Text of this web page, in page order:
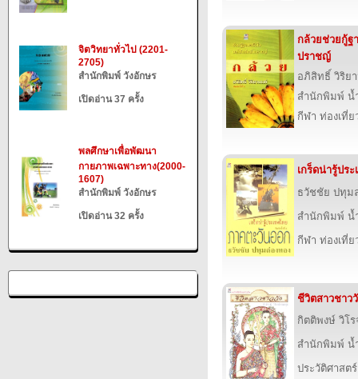
จิตวิทยาทั่วไป (2201-
2705)
สำนักพิมพ์ วังอักษร
เปิดอ่าน 37 ครั้ง
พลศึกษาเพื่อพัฒนา
กายภาพเฉพาะทาง(2000-
1607)
สำนักพิมพ์ วังอักษร
เปิดอ่าน 32 ครั้ง
กล้วยช่วยกู้ฐ
ปราชญ์
อภิสิทธิ์ วิริย
สำนักพิมพ์ น้
กีฬา ท่องเที่
เกร็ดน่ารู้ปร
ธวัชชัย ปทุม
สำนักพิมพ์ น้
กีฬา ท่องเที่
ชีวิตสาวชาว
กิตติพงษ์ วิโ
สำนักพิมพ์ น้
ประวัติศาสต